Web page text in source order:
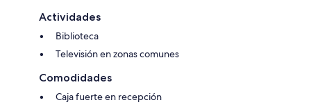
Actividades
Biblioteca
Televisión en zonas comunes
Comodidades
Caja fuerte en recepción